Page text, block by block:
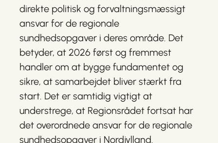
direkte politisk og forvaltningsmæssigt
ansvar for de regionale
sundhedsopgaver i deres område. Det
betyder, at 2026 først og fremmest
handler om at bygge fundamentet og
sikre, at samarbejdet bliver stærkt fra
start. Det er samtidig vigtigt at
understrege, at Regionsrådet fortsat har
det overordnede ansvar for de regionale
sundhedsopgaver i Nordjylland.